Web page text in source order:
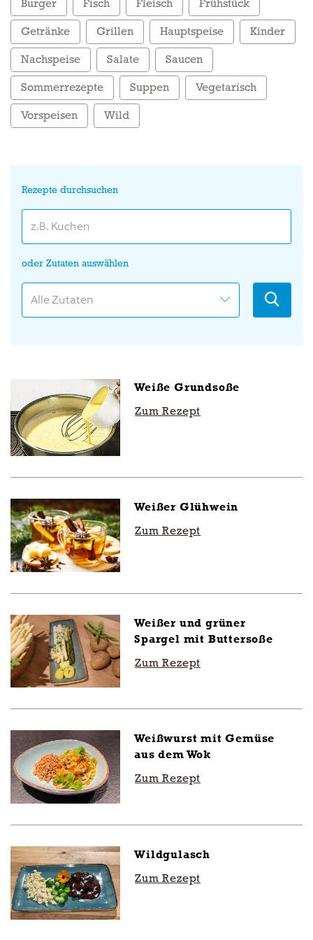
Burger Fisch Fleisch Frühstück
Getränke Grillen Hauptspeise Kinder
Nachspeise Salate Saucen
Sommerrezepte Suppen Vegetarisch
Vorspeisen Wild
Rezepte durchsuchen
oder Zutaten auswählen
Alle Zutaten
Weiße Grundsoße
Zum Rezept
Weißer Glühwein
Zum Rezept
Weißer und grüner
Spargel mit Buttersoße
Zum Rezept
Weißwurst mit Gemüse
aus dem Wok
Zum Rezept
Wildgulasch
Zum Rezept